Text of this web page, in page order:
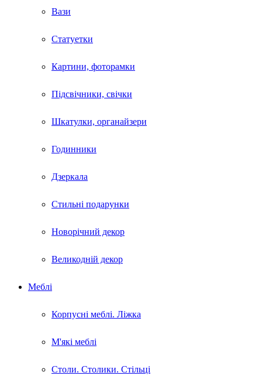
Вази
Статуетки
Картини, фоторамки
Підсвічники, свічки
Шкатулки, органайзери
Годинники
Дзеркала
Стильні подарунки
Новорічний декор
Великодній декор
Меблі
Корпусні меблі. Ліжка
М'які меблі
Столи. Столики. Стільці